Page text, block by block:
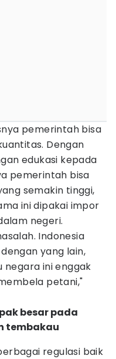
pemerintah bisa
Dengan
edukasi kepada
pemerintah bisa
semakin tinggi,
ini dipakai impor
negeri.
Indonesia
yang lain,
negara ini enggak
petani,"
besar pada
tembakau
regulasi baik